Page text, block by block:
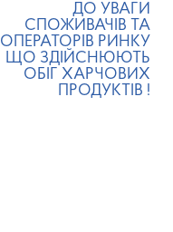
ДО УВАГИ
СПОЖИВАЧІВ ТА
ОПЕРАТОРІВ РИНКУ
ЩО ЗДІЙСНЮЮТЬ
ОБІГ ХАРЧОВИХ
ПРОДУКТІВ !